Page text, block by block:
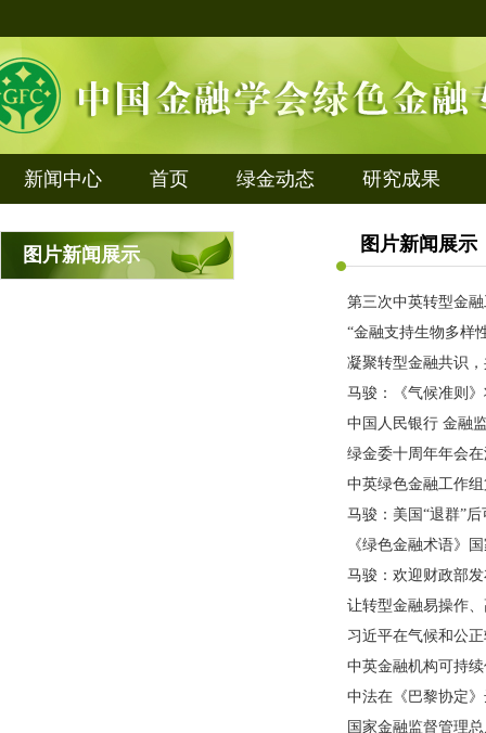
新闻中心 首页 绿金动态 研究成果
图片新闻展示 图片新闻展示
第三次中英转型金
“金融支持生物多样
凝聚转型金融共识
马骏：《气候准则
中国人民银行 金融
知
绿金委十周年年会
中英绿色金融工作
马骏：美国“退群”
《绿色金融术语》
马骏：欢迎财政部
让转型金融易操作
（2025年版）》
习近平在气候和公
中英金融机构可持
中法在《巴黎协定
国家金融监督管理